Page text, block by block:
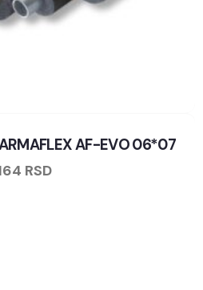
AF-EVO 06*07
RSD